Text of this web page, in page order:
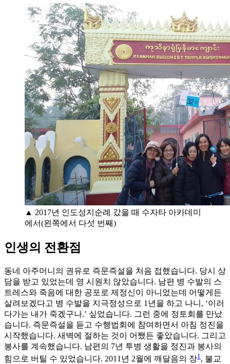
▲ 2017년 인도성지순례 갔을 때 수자타 아카데미
에서(왼쪽에서 다섯 번째)
인생의 전환점
동네 아주머니의 권유로 즉문즉설을 처음 접했습니다. 당시 상
담을 받고 있었는데 영 시원치 않았습니다. 남편 병 수발의 스
트레스와 죽음에 대한 공포로 제정신이 아니었는데 어떻게든
살려보겠다고 병 수발을 지극정성으로 1년을 하고 나니, ‘이러
다가는 내가 죽겠구나.’ 싶었습니다. 그런 중에 정토회를 만났
습니다. 즉문즉설을 듣고 수행법회에 참여하면서 아침 정진을
시작했습니다. 새벽에 절하는 것이 어쨌든 좋았습니다. 그리고
봉사를 계속했습니다. 남편의 7년 투병 생활을 정진과 봉사의
힘으로 버틸 수 있었습니다. 2011년 2월에 깨달음의 장1, 불교